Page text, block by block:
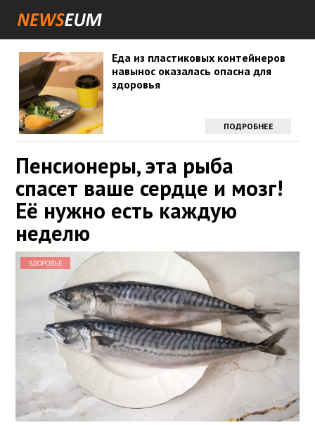
Еда из пластиковых контейнеров
навынос оказалась опасна для
здоровья
ПОДРОБНЕЕ
Пенсионеры, эта рыба
спасет ваше сердце и мозг!
Её нужно есть каждую
неделю
ЗДОРОВЬЕ